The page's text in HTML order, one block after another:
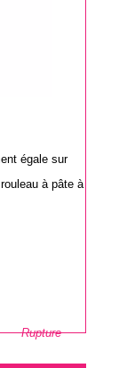
égale sur
à pâte à
Rupture